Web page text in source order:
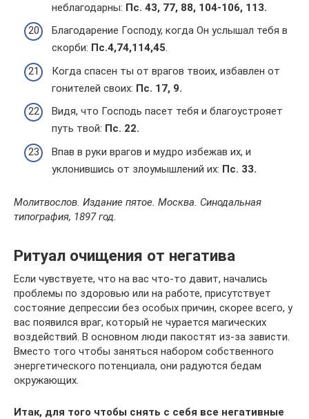
неблагодарны: Пс. 43, 77, 88, 104-106, 113.
Благодарение Господу, когда Он услышал тебя в
скорби: Пс.4,74,114,45.
Когда спасен ты от врагов твоих, избавлен от
гонителей своих: Пс. 17, 9.
Видя, что Господь пасет тебя и благоустрояет
путь твой: Пс. 22.
Впав в руки врагов и мудро избежав их, и
уклонившись от злоумышлений их: Пс. 33.
Молитвослов. Издание пятое. Москва. Синодальная
типография, 1897 год.
Ритуал очищения от негатива
Если чувствуете, что на вас что-то давит, начались
проблемы по здоровью или на работе, присутствует
состояние депрессии без особых причин, скорее всего, у
вас появился враг, который не чурается магических
воздействий. В основном люди пакостят из-за зависти.
Вместо того чтобы заняться набором собственного
энергетического потенциала, они радуются бедам
окружающих.
Итак, для того чтобы снять с себя все негативные